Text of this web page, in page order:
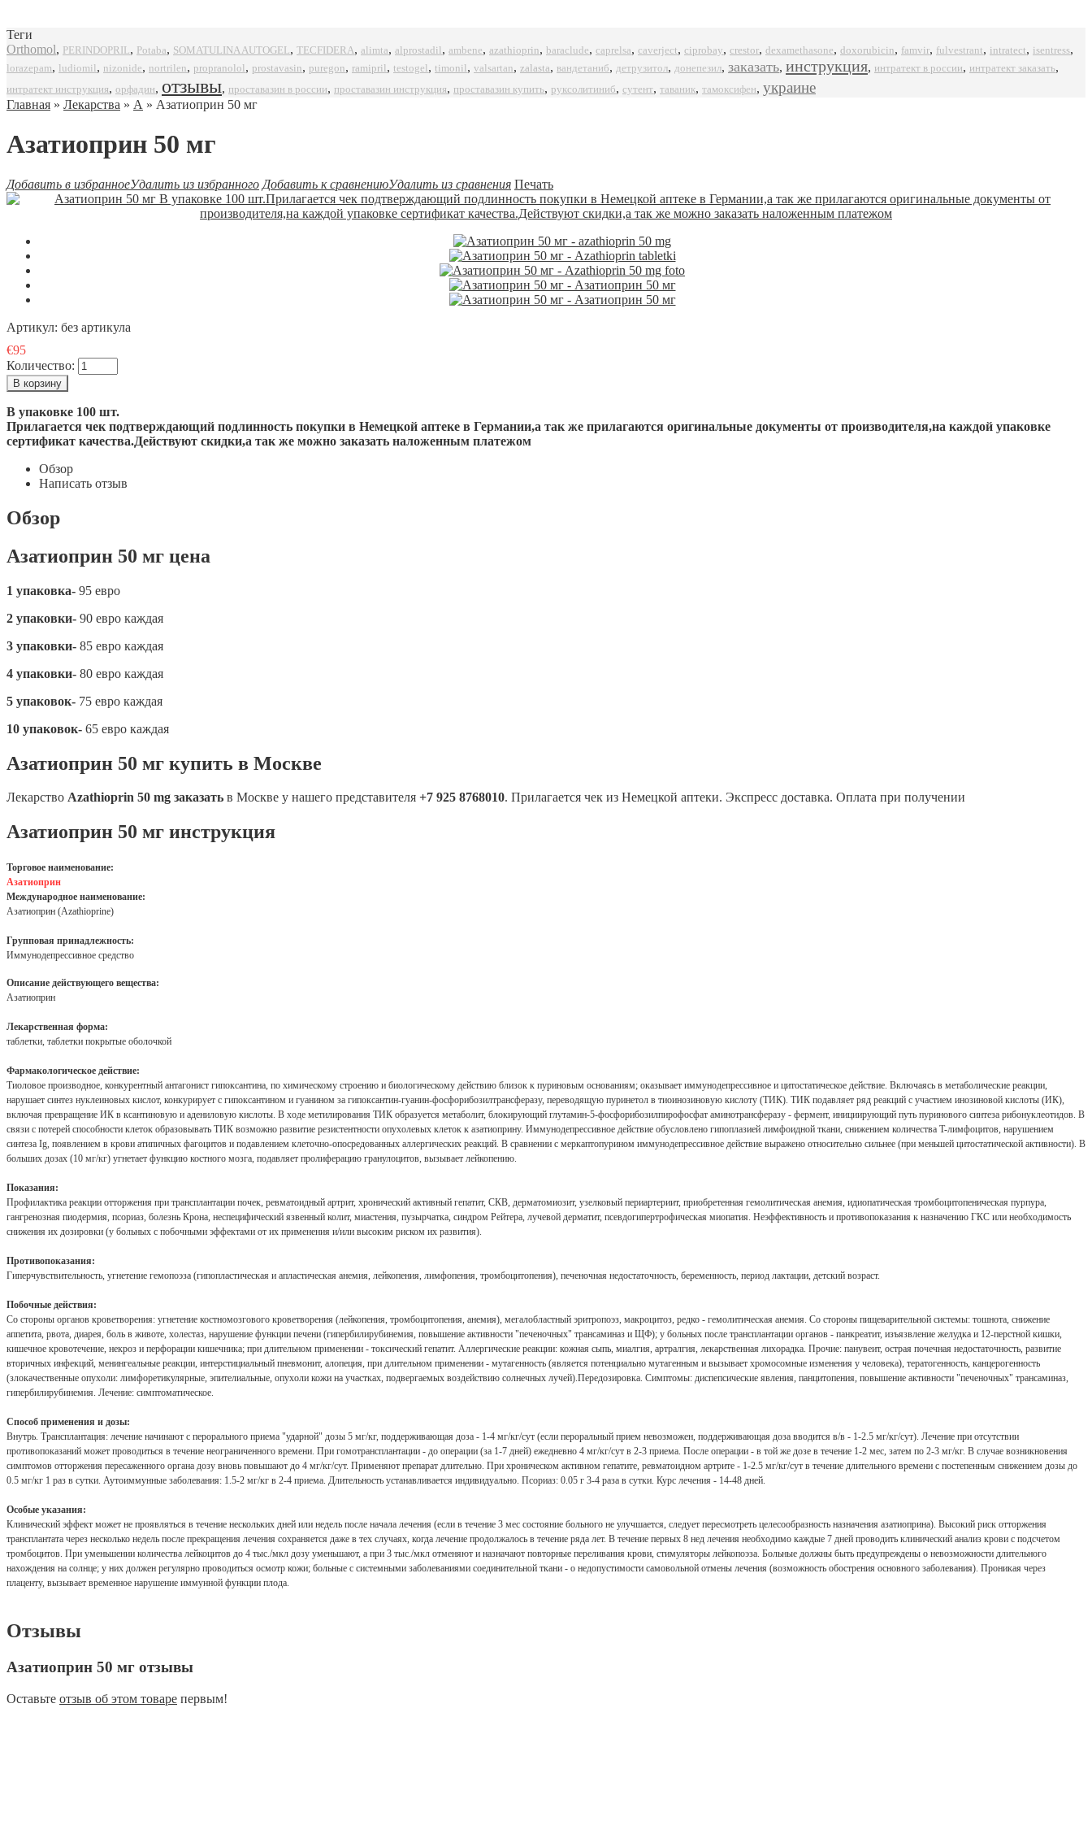
Теги
Orthomol, PERINDOPRIL, Potaba, SOMATULINA AUTOGEL, TECFIDERA, alimta, alprostadil, ambene, azathioprin, baraclude, caprelsa, caverject, ciprobay, crestor, dexamethasone, doxorubicin, famvir, fulvestrant, intratect, isentress,
lorazepam, ludiomil , nizonide, nortrilen, propranolol, prostavasin, puregon, ramipril, testogel , timonil, valsartan, zalasta, вандетаниб, детрузитол, донепезил, заказать, инструкция, интратект в россии, интратект заказать,
интратект инструкция, орфадин, отзывы, проставазин в россии, проставазин инструкция, проставазин купить, руксолитиниб, сутент, таваник, тамоксифен, украине
Главная » Лекарства » А » Азатиоприн 50 мг
Азатиоприн 50 мг
Добавить в избранноеУдалить из избранного Добавить к сравнениюУдалить из сравнения Печать
Артикул: без артикула
€95
Количество:
В упаковке 100 шт.
Прилагается чек подтверждающий подлинность покупки в Немецкой аптеке в Германии,а так же прилагаются оригинальные документы от производителя,на каждой упаковке
сертификат качества.Действуют скидки,а так же можно заказать наложенным платежом
Обзор
Написать отзыв
Обзор
Азатиоприн 50 мг цена
1 упаковка- 95 евро
2 упаковки- 90 евро каждая
3 упаковки- 85 евро каждая
4 упаковки- 80 евро каждая
5 упаковок- 75 евро каждая
10 упаковок- 65 евро каждая
Азатиоприн 50 мг купить в Москве
Лекарство Azathioprin 50 mg заказать в Москве у нашего представителя +7 925 8768010. Прилагается чек из Немецкой аптеки. Экспресс доставка. Оплата при получении
Азатиоприн 50 мг инструкция
Торговое наименование:
Азатиоприн
Международное наименование:
Азатиоприн (Azathioprine)
Групповая принадлежность:
Иммунодепрессивное средство
Описание действующего вещества:
Азатиоприн
Лекарственная форма:
таблетки, таблетки покрытые оболочкой
Фармакологическое действие:
Тиоловое производное, конкурентный антагонист гипоксантина, по химическому строению и биологическому действию близок к пуриновым основаниям; оказывает иммунодепрессивное и цитостатическое действие. Включаясь в метаболические реакции,
нарушает синтез нуклеиновых кислот, конкурирует с гипоксантином и гуанином за гипоксантин-гуанин-фосфорибозилтрансферазу, переводящую пуринетол в тиоинозиновую кислоту (ТИК). ТИК подавляет ряд реакций с участием инозиновой кислоты (ИК),
включая превращение ИК в ксантиновую и адениловую кислоты. В ходе метилирования ТИК образуется метаболит, блокирующий глутамин-5-фосфорибозилпирофосфат аминотрансферазу - фермент, инициирующий путь пуринового синтеза рибонуклеотидов. В
связи с потерей способности клеток образовывать ТИК возможно развитие резистентности опухолевых клеток к азатиоприну. Иммунодепрессивное действие обусловлено гипоплазией лимфоидной ткани, снижением количества T-лимфоцитов, нарушением
синтеза Ig, появлением в крови атипичных фагоцитов и подавлением клеточно-опосредованных аллергических реакций. В сравнении с меркаптопурином иммунодепрессивное действие выражено относительно сильнее (при меньшей цитостатической активности). В
больших дозах (10 мг/кг) угнетает функцию костного мозга, подавляет пролиферацию гранулоцитов, вызывает лейкопению.
Показания:
Профилактика реакции отторжения при трансплантации почек, ревматоидный артрит, хронический активный гепатит, СКВ, дерматомиозит, узелковый периартериит, приобретенная гемолитическая анемия, идиопатическая тромбоцитопеническая пурпура,
гангренозная пиодермия, псориаз, болезнь Крона, неспецифический язвенный колит, миастения, пузырчатка, синдром Рейтера, лучевой дерматит, псевдогипертрофическая миопатия. Неэффективность и противопоказания к назначению ГКС или необходимость
снижения их дозировки (у больных с побочными эффектами от их применения и/или высоким риском их развития).
Противопоказания:
Гиперчувствительность, угнетение гемопоэза (гипопластическая и апластическая анемия, лейкопения, лимфопения, тромбоцитопения), печеночная недостаточность, беременность, период лактации, детский возраст.
Побочные действия:
Со стороны органов кроветворения: угнетение костномозгового кроветворения (лейкопения, тромбоцитопения, анемия), мегалобластный эритропоэз, макроцитоз, редко - гемолитическая анемия. Со стороны пищеварительной системы: тошнота, снижение
аппетита, рвота, диарея, боль в животе, холестаз, нарушение функции печени (гипербилирубинемия, повышение активности "печеночных" трансаминаз и ЩФ); у больных после трансплантации органов - панкреатит, изъязвление желудка и 12-перстной кишки,
кишечное кровотечение, некроз и перфорации кишечника; при длительном применении - токсический гепатит. Аллергические реакции: кожная сыпь, миалгия, артралгия, лекарственная лихорадка. Прочие: панувеит, острая почечная недостаточность, развитие
вторичных инфекций, менингеальные реакции, интерстициальный пневмонит, алопеция, при длительном применении - мутагенность (является потенциально мутагенным и вызывает хромосомные изменения у человека), тератогенность, канцерогенность
(злокачественные опухоли: лимфоретикулярные, эпителиальные, опухоли кожи на участках, подвергаемых воздействию солнечных лучей).Передозировка. Симптомы: диспепсические явления, панцитопения, повышение активности "печеночных" трансаминаз,
гипербилирубинемия. Лечение: симптоматическое.
Способ применения и дозы:
Внутрь. Трансплантация: лечение начинают с перорального приема "ударной" дозы 5 мг/кг, поддерживающая доза - 1-4 мг/кг/сут (если пероральный прием невозможен, поддерживающая доза вводится в/в - 1-2.5 мг/кг/сут). Лечение при отсутствии
противопоказаний может проводиться в течение неограниченного времени. При гомотрансплантации - до операции (за 1-7 дней) ежедневно 4 мг/кг/сут в 2-3 приема. После операции - в той же дозе в течение 1-2 мес, затем по 2-3 мг/кг. В случае возникновения
симптомов отторжения пересаженного органа дозу вновь повышают до 4 мг/кг/сут. Применяют препарат длительно. При хроническом активном гепатите, ревматоидном артрите - 1-2.5 мг/кг/сут в течение длительного времени с постепенным снижением дозы до
0.5 мг/кг 1 раз в сутки. Аутоиммунные заболевания: 1.5-2 мг/кг в 2-4 приема. Длительность устанавливается индивидуально. Псориаз: 0.05 г 3-4 раза в сутки. Курс лечения - 14-48 дней.
Особые указания:
Клинический эффект может не проявляться в течение нескольких дней или недель после начала лечения (если в течение 3 мес состояние больного не улучшается, следует пересмотреть целесообразность назначения азатиоприна). Высокий риск отторжения
трансплантата через несколько недель после прекращения лечения сохраняется даже в тех случаях, когда лечение продолжалось в течение ряда лет. В течение первых 8 нед лечения необходимо каждые 7 дней проводить клинический анализ крови с подсчетом
тромбоцитов. При уменьшении количества лейкоцитов до 4 тыс./мкл дозу уменьшают, а при 3 тыс./мкл отменяют и назначают повторные переливания крови, стимуляторы лейкопоэза. Больные должны быть предупреждены о невозможности длительного
нахождения на солнце; у них должен регулярно проводиться осмотр кожи; больные с системными заболеваниями соединительной ткани - о недопустимости самовольной отмены лечения (возможность обострения основного заболевания). Проникая через
плаценту, вызывает временное нарушение иммунной функции плода.
Отзывы
Азатиоприн 50 мг отзывы
Оставьте отзыв об этом товаре первым!